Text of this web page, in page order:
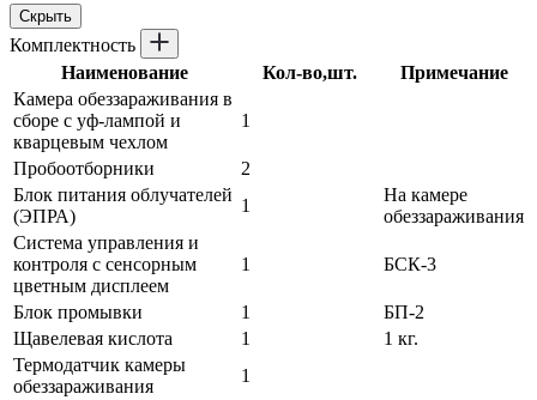
Скрыть
Комплектность
Наименование
Кол-во,шт.
Примечание
Камера обеззараживания в
сборе с уф-лампой и
кварцевым чехлом
1
Пробоотборники
2
Блок питания облучателей
(ЭПРА)
1
На камере
обеззараживания
Система управления и
контроля с сенсорным
цветным дисплеем
1 БСК-3
Блок промывки 1
БП-2
Щавелевая кислота
1
1 кг.
Термодатчик камеры
обеззараживания
1